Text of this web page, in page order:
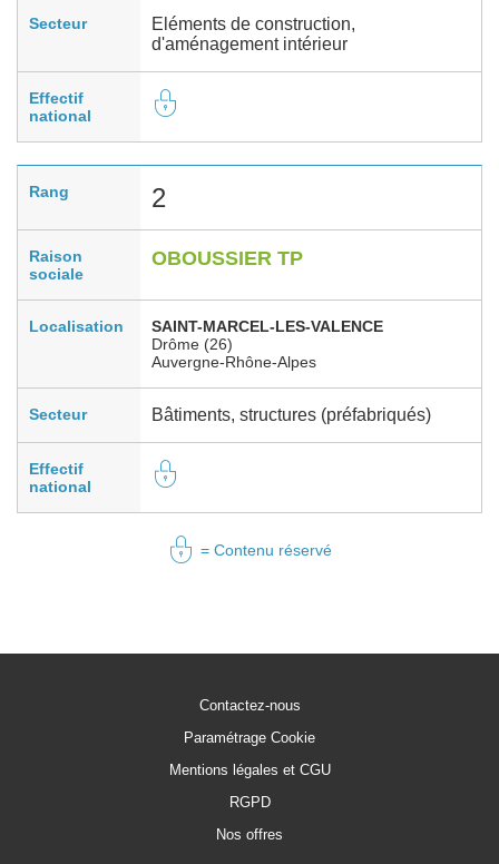
Secteur
Eléments de construction,
d'aménagement intérieur
Effectif
national
Rang 2
Raison
sociale
OBOUSSIER TP
Localisation
SAINT-MARCEL-LES-VALENCE
Drôme (26)
Auvergne-Rhône-Alpes
Secteur Bâtiments, structures (préfabriqués)
Effectif
national
= Contenu réservé
Contactez-nous
Paramétrage Cookie
Mentions légales et CGU
RGPD
Nos offres